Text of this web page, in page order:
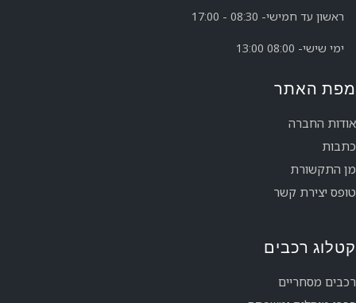
ראשון עד חמישי- 08:30 - 17:00
ימי שישי- 08:00 13:00
מפת האתר
אודות החברה
כתבות
מן התקשורת
טופס יצירת קשר
קטלוג רכבים
רכבים מסחריים